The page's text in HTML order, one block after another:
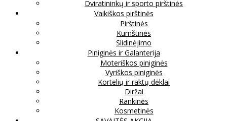
Dviratininkų ir sporto pirštinės
Vaikiškos pirštinės
Pirštinės
Kumštinės
Slidinėjimo
Piniginės ir Galanterija
Moteriškos piniginės
Vyriškos piniginės
Kortelių ir raktų dėklai
Diržai
Rankinės
Kosmetinės